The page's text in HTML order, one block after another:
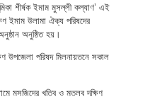
শীর্ষক ইমাম মুসল্লী কল্যাণ’ এই
ইমাম উলামা ঐক্য পরিষদের
অনুষ্ঠিত হয়।
উপজেলা পরিষদ মিলনায়তনে সকাল
মসজিদের খতিব ও মতলব দক্ষিণ